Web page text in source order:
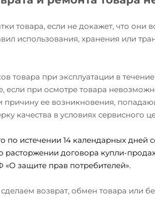
товара, если не докажет, что
использования, хранения или
товара при эксплуатации в
если при осмотре товара
причину ее возникновения,
качества в условиях сервисного
истечении 14 календарных дней
расторжении договора купли-
защите прав потребителей».
возврат, обмен товара или